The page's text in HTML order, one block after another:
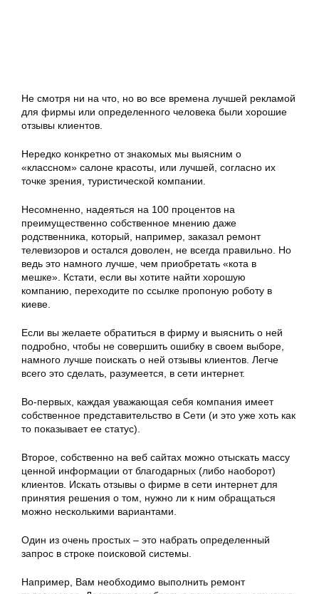
Не смотря ни на что, но во все времена лучшей рекламой
для фирмы или определенного человека были хорошие
отзывы клиентов.
Нередко конкретно от знакомых мы выясним о
«классном» салоне красоты, или лучшей, согласно их
точке зрения, туристической компании.
Несомненно, надеяться на 100 процентов на
преимущественно собственное мнению даже
родственника, который, например, заказал ремонт
телевизоров и остался доволен, не всегда правильно. Но
ведь это намного лучше, чем приобретать «кота в
мешке». Кстати, если вы хотите найти хорошую
компанию, переходите по ссылке пропоную роботу в
киеве.
Если вы желаете обратиться в фирму и выяснить о ней
подробно, чтобы не совершить ошибку в своем выборе,
намного лучше поискать о ней отзывы клиентов. Легче
всего это сделать, разумеется, в сети интернет.
Во-первых, каждая уважающая себя компания имеет
собственное представительство в Сети (и это уже хоть как
то показывает ее статус).
Второе, собственно на веб сайтах можно отыскать массу
ценной информации от благодарных (либо наоборот)
клиентов. Искать отзывы о фирме в сети интернет для
принятия решения о том, нужно ли к ним обращаться
можно несколькими вариантами.
Один из очень простых – это набрать определенный
запрос в строке поисковой системы.
Например, Вам необходимо выполнить ремонт